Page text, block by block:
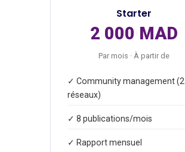
Starter
2 000 MAD
Par mois · À partir de
✓ Community management (2
réseaux)
✓ 8 publications/mois
✓ Rapport mensuel